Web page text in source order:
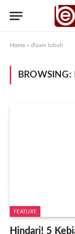
Home » dlaam tubuh
BROWSING:
FEATURE
Hindari! 5